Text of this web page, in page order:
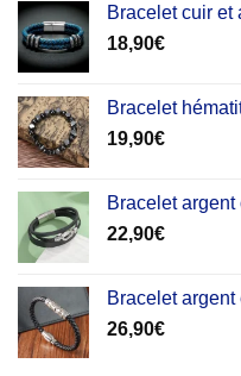
Bracelet cuir et
18,90€
Bracelet
19,90€
Bracelet
22,90€
Bracelet
26,90€